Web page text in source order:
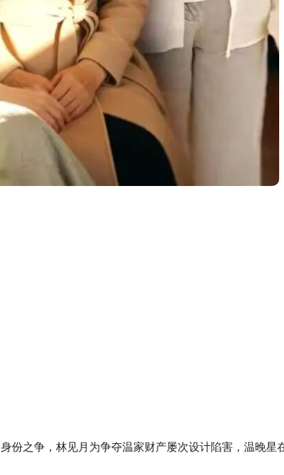
份之争，林见月为争夺温家财产屡次设计陷害，温晚星